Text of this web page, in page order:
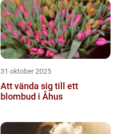
31 oktober 2025
Att vända sig till ett
blombud i Åhus